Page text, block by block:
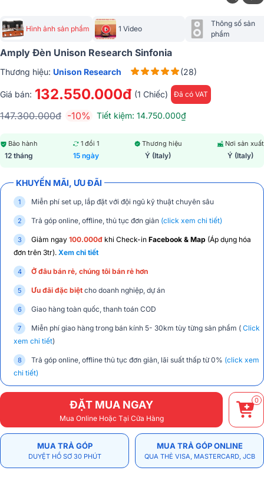
Hình ảnh sản phẩm 1 Video
Thông số sản
phẩm
Amply Đèn Unison Research Sinfonia
Thương hiệu: Unison Research (28)
Giá bán: 132.550.000đ (1 Chiếc) Đã có VAT
147.300.000đ -10% Tiết kiệm: 14.750.000₫
Bảo hành
12 tháng
1 đổi 1
15 ngày
Thương hiệu
Ý (Italy)
Nơi sản xuất
Ý (Italy)
KHUYẾN MÃI, ƯU ĐÃI
Miễn phí set up, lắp đặt với đội ngũ kỹ thuật chuyên sâu
Trả góp online, offline, thủ tục đơn giản (click xem chi tiết)
Giảm ngay 100.000đ khi Check-in Facebook & Map (Áp dụng hóa
đơn trên 3tr). Xem chi tiết
Ở đâu bán rẻ, chúng tôi bán rẻ hơn
Ưu đãi đặc biệt cho doanh nghiệp, dự án
Giao hàng toàn quốc, thanh toán COD
Miễn phí giao hàng trong bán kính 5- 30km tùy từng sản phẩm ( Click
xem chi tiết)
Trả góp online, offline thủ tục đơn giản, lãi suất thấp từ 0% (click xem
chi tiết)
ĐẶT MUA NGAY
Mua Online Hoặc Tại Cửa Hàng
0
MUA TRẢ GÓP
DUYỆT HỒ SƠ 30 PHÚT
MUA TRẢ GÓP ONLINE
QUA THẺ VISA, MASTERCARD, JCB